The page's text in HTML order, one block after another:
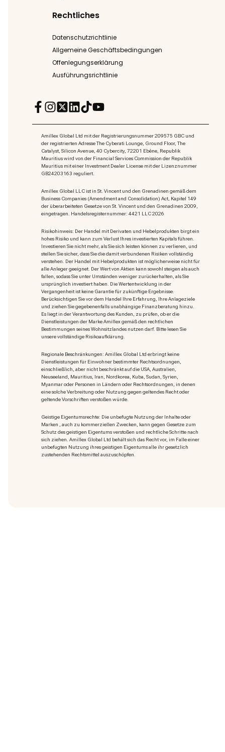
Rechtliches
Datenschutzrichtlinie
Allgemeine Geschäftsbedingungen
Offenlegungserklärung
Ausführungsrichtlinie
Amillex Global Ltd mit der Registrierungsnummer 209575 GBC und
der registrierten Adresse The Cyberati Lounge, Ground Floor, The
Catalyst, Silicon Avenue, 40 Cybercity, 72201 Ebène, Republik
Mauritius wird von der Financial Services Commission der Republik
Mauritius mit einer Investment Dealer License mit der Lizenznummer
GB24203163 reguliert.
Amillex Global LLC ist in St. Vincent und den Grenadinen gemäß dem
Business Companies (Amendment and Consolidation) Act, Kapitel 149
der überarbeiteten Gesetze von St. Vincent und den Grenadinen 2009,
eingetragen. Handelsregisternummer: 4421 LLC 2026
Risikohinweis: Der Handel mit Derivaten und Hebelprodukten birgt ein
hohes Risiko und kann zum Verlust Ihres investierten Kapitals führen.
Investieren Sie nicht mehr, als Sie sich leisten können zu verlieren, und
stellen Sie sicher, dass Sie die damit verbundenen Risiken vollständig
verstehen. Der Handel mit Hebelprodukten ist möglicherweise nicht für
alle Anleger geeignet. Der Wert von Aktien kann sowohl steigen als auch
fallen, sodass Sie unter Umständen weniger zurückerhalten, als Sie
ursprünglich investiert haben. Die Wertentwicklung in der
Vergangenheit ist keine Garantie für zukünftige Ergebnisse.
Berücksichtigen Sie vor dem Handel Ihre Erfahrung, Ihre Anlageziele
und ziehen Sie gegebenenfalls unabhängige Finanzberatung hinzu.
Es liegt in der Verantwortung des Kunden, zu prüfen, ob er die
Dienstleistungen der Marke Amillex gemäß den rechtlichen
Bestimmungen seines Wohnsitzlandes nutzen darf. Bitte lesen Sie
unsere vollständige Risikoaufklärung.
Regionale Beschränkungen: Amillex Global Ltd erbringt keine
Dienstleistungen für Einwohner bestimmter Rechtsordnungen,
einschließlich, aber nicht beschränkt auf die USA, Australien,
Neuseeland, Mauritius, Iran, Nordkorea, Kuba, Sudan, Syrien,
Myanmar oder Personen in Ländern oder Rechtsordnungen, in denen
eine solche Verbreitung oder Nutzung gegen geltendes Recht oder
geltende Vorschriften verstoßen würde.
Geistige Eigentumsrechte: Die unbefugte Nutzung der Inhalte oder
Marken , auch zu kommerziellen Zwecken, kann gegen Gesetze zum
Schutz des geistigen Eigentums verstoßen und rechtliche Schritte nach
sich ziehen. Amillex Global Ltd behält sich das Recht vor, im Falle einer
unbefugten Nutzung ihres geistigen Eigentums alle ihr gesetzlich
zustehenden Rechtsmittel auszuschöpfen.